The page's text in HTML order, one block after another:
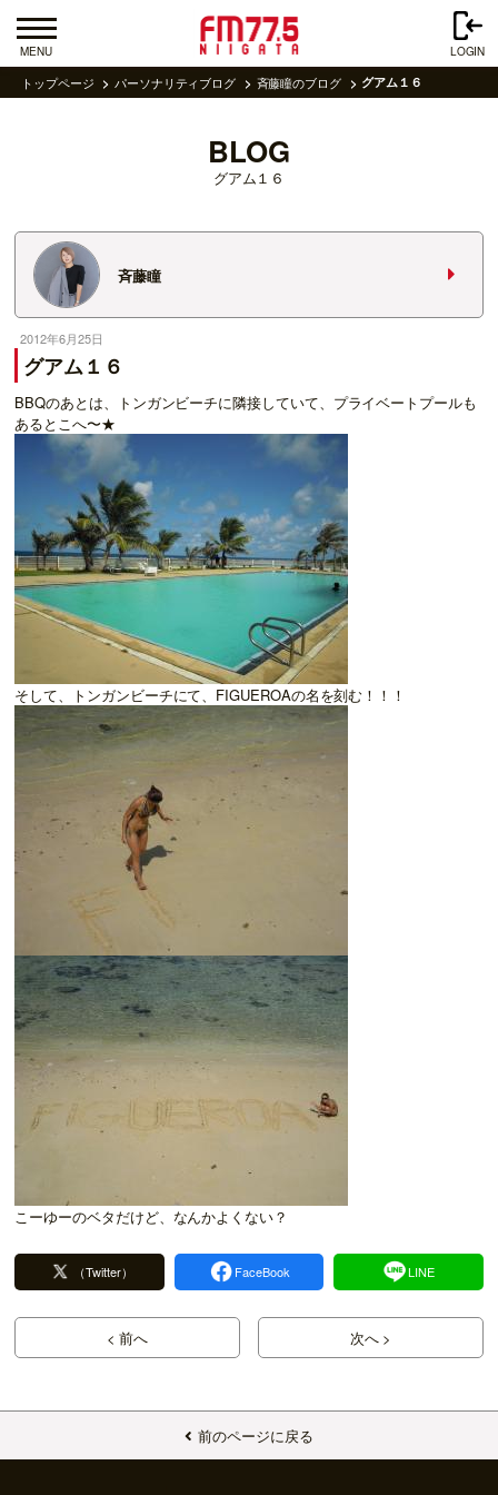
MENU LOGIN
トップページ パーソナリティブログ 斉藤瞳のブログ グアム１６
BLOG
グアム１６
斉藤瞳
2012年6月25日
グアム１６
BBQのあとは、トンガンビーチに隣接していて、プライベートプールも
あるとこへ〜★
そして、トンガンビーチにて、FIGUEROAの名を刻む！！！
こーゆーのベタだけど、なんかよくない？
（Twitter） FaceBook LINE
< 前へ 次へ >
前のページに戻る